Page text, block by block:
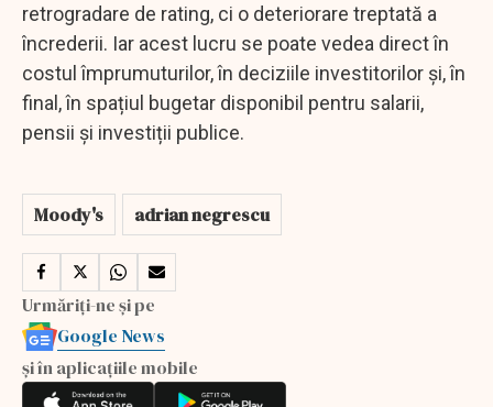
retrogradare de rating, ci o deteriorare treptată a
încrederii. Iar acest lucru se poate vedea direct în
costul împrumuturilor, în deciziile investitorilor și, în
final, în spațiul bugetar disponibil pentru salarii,
pensii și investiții publice.
Moody's adrian negrescu
Urmăriți-ne și pe
Google News
și în aplicațiile mobile